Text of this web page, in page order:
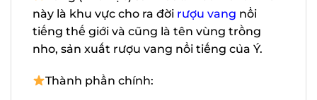
Nơi này là khu vực cho ra đời rượu vang
nổi tiếng thế giới và cũng là tên vùng
trồng nho, sản xuất rượu vang nổi tiếng